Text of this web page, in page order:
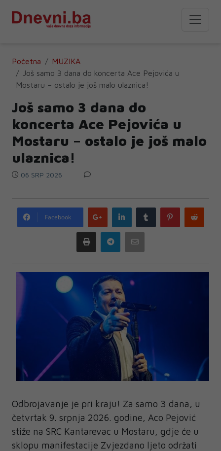
Početna
MUZIKA
Još samo 3 dana do koncerta Ace Pejovića u
Mostaru – ostalo je još malo ulaznica!
Još samo 3 dana do
koncerta Ace Pejovića u
Mostaru – ostalo je još malo
ulaznica!
06 SRP 2026
Facebook
Google
plus
LinkedIn Tumblr Pinterest
Print Telegram
Odbrojavanje je pri kraju! Za samo 3 dana, u
četvrtak 9. srpnja 2026. godine, Aco Pejović
stiže na SRC Kantarevac u Mostaru, gdje će u
sklopu manifestacije Zvjezdano ljeto održati